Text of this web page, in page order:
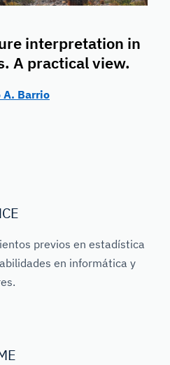
interpretation in
A practical view.
A. Barrio
previos en estadística
en informática y